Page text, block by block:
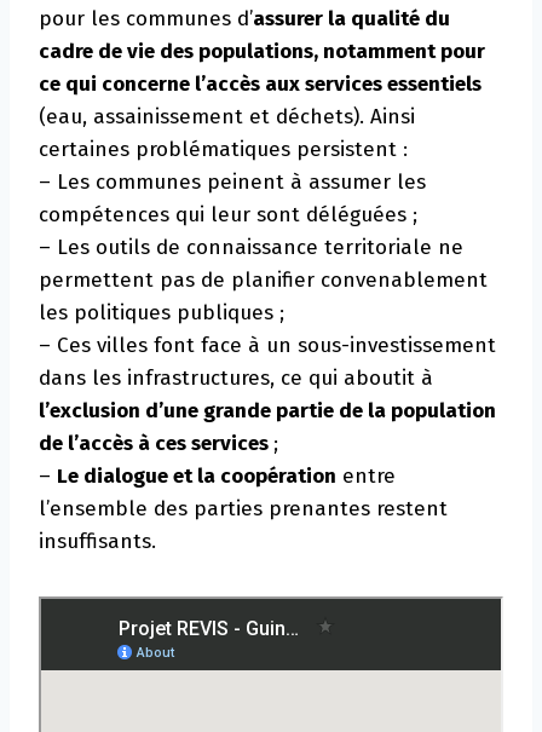
pour les communes d’assurer la qualité du
cadre de vie des populations, notamment pour
ce qui concerne l’accès aux services essentiels
(eau, assainissement et déchets). Ainsi
certaines problématiques persistent :
– Les communes peinent à assumer les
compétences qui leur sont déléguées ;
– Les outils de connaissance territoriale ne
permettent pas de planifier convenablement
les politiques publiques ;
– Ces villes font face à un sous-investissement
dans les infrastructures, ce qui aboutit à
l’exclusion d’une grande partie de la population
de l’accès à ces services ;
– Le dialogue et la coopération entre
l’ensemble des parties prenantes restent
insuffisants.